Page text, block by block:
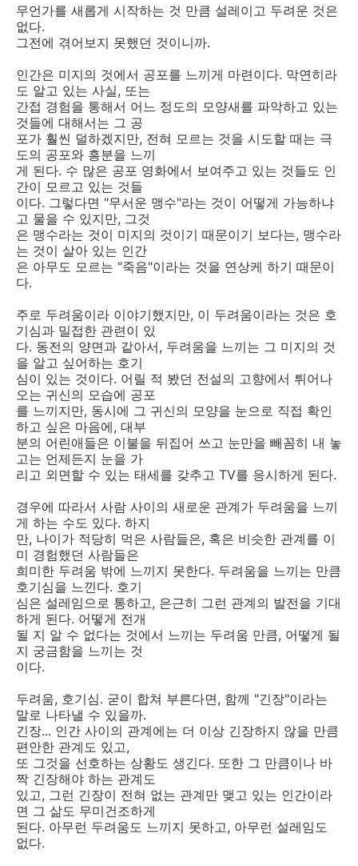
무언가를 새롭게 시작하는 것 만큼 설레이고 두려운 것은
없다.
그전에 겪어보지 못했던 것이니까.
인간은 미지의 것에서 공포를 느끼게 마련이다. 막연히라
도 알고 있는 사실, 또는
간접 경험을 통해서 어느 정도의 모양새를 파악하고 있는
것들에 대해서는 그 공
포가 훨씬 덜하겠지만, 전혀 모르는 것을 시도할 때는 극
도의 공포와 흥분을 느끼
게 된다. 수 많은 공포 영화에서 보여주고 있는 것들도 인
간이 모르고 있는 것들
이다. 그렇다면 "무서운 맹수"라는 것이 어떻게 가능하냐
고 물을 수 있지만, 그것
은 맹수라는 것이 미지의 것이기 때문이기 보다는, 맹수라
는 것이 살아 있는 인간
은 아무도 모르는 "죽음"이라는 것을 연상케 하기 때문이
다.
주로 두려움이라 이야기했지만, 이 두려움이라는 것은 호
기심과 밀접한 관련이 있
다. 동전의 양면과 같아서, 두려움을 느끼는 그 미지의 것
을 알고 싶어하는 호기
심이 있는 것이다. 어릴 적 봤던 전설의 고향에서 튀어나
오는 귀신의 모습에 공포
를 느끼지만, 동시에 그 귀신의 모양을 눈으로 직접 확인
하고 싶은 마음에, 대부
분의 어린애들은 이불을 뒤집어 쓰고 눈만을 빼꼼히 내 놓
고는 언제든지 눈을 가
리고 외면할 수 있는 태세를 갖추고 TV를 응시하게 된다.
경우에 따라서 사람 사이의 새로운 관계가 두려움을 느끼
게 하는 수도 있다. 하지
만, 나이가 적당히 먹은 사람들은, 혹은 비슷한 관계를 이
미 경험했던 사람들은
희미한 두려움 밖에 느끼지 못한다. 두려움을 느끼는 만큼
호기심을 느낀다. 호기
심은 설레임으로 통하고, 은근히 그런 관계의 발전을 기대
하게 된다. 어떻게 전개
될 지 알 수 없다는 것에서 느끼는 두려움 만큼, 어떻게 될
지 궁금함을 느끼는 것
이다.
두려움, 호기심. 굳이 합쳐 부른다면, 함께 "긴장"이라는
말로 나타낼 수 있을까.
긴장... 인간 사이의 관계에는 더 이상 긴장하지 않을 만큼
편안한 관계도 있고,
또 그것을 선호하는 상황도 생긴다. 또한 그 만큼이나 바
짝 긴장해야 하는 관계도
있고, 그런 긴장이 전혀 없는 관계만 맺고 있는 인간이라
면 그 삶도 무미건조하게
된다. 아무런 두려움도 느끼지 못하고, 아무런 설레임도
없다.